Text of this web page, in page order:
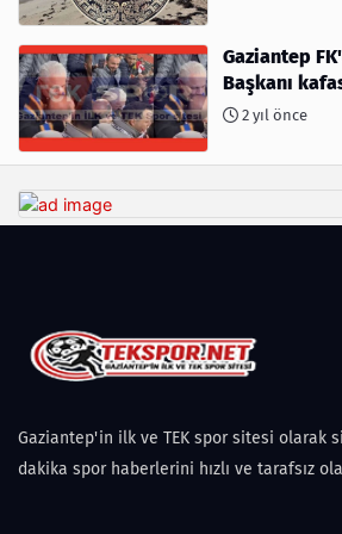
Gaziantep
Başkanı
2 yıl önce
Gaziantep'in ilk ve TEK spor sitesi olarak
dakika spor haberlerini hızlı ve tarafsız